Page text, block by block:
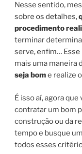
Nesse sentido,
sobre os detalhes,
procedimento
terminar
serve, enfim…
mais uma maneira
seja bome realize
É isso aí, agora
contratar um bom
construção ou da
tempo e busque um
todos esses